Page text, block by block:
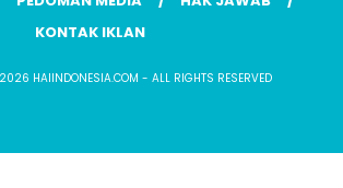
KONTAK IKLAN
HAIINDONESIA.COM - ALL RIGHTS RESERVED